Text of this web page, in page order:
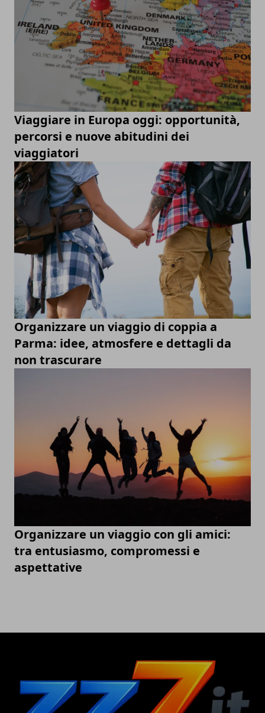
Viaggiare in Europa oggi: opportunità,
percorsi e nuove abitudini dei
viaggiatori
Organizzare un viaggio di coppia a
Parma: idee, atmosfere e dettagli da
non trascurare
Organizzare un viaggio con gli amici:
tra entusiasmo, compromessi e
aspettative